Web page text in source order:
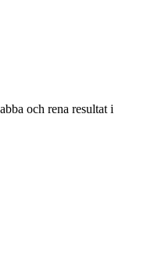
och rena resultat i